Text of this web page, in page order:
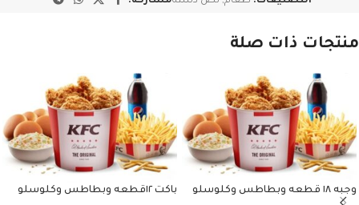
منتجات ذات صلة
وجبه ١٨ قطعه وبطاطس وكلوسلو
باكت ١٢قطعه وبطاطس وكلوسلو